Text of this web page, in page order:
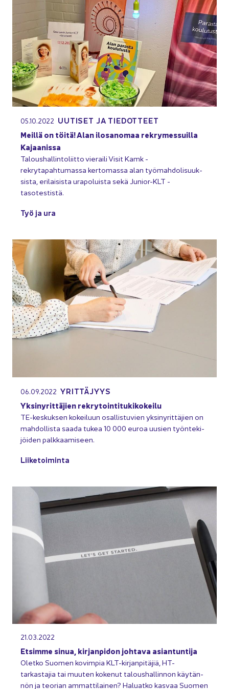
05.10.2022 UU­TI­SET JA TIE­DOT­TEET
Meil­lä on töitä! Alan ilo­sa­no­maa rek­ry­mes­suil­la
Ka­jaa­nis­sa
Ta­lous­hal­lin­to­liit­to vie­rai­li Visit Kamk -​
rekrytapahtumassa ker­to­mas­sa alan työ­mah­do­li­suuk­
sis­ta, eri­lai­sis­ta ura­po­luis­ta sekä Junior-​KLT -​
tasotestistä.
Työ ja ura
06.09.2022 YRIT­TÄ­JYYS
Yk­si­ny­rit­tä­jien rek­ry­toin­ti­tu­ki­ko­kei­lu
TE-​keskuksen ko­kei­luun osal­lis­tu­vien yk­si­ny­rit­tä­jien on
mah­dol­lis­ta saada tukea 10 000 euroa uusien työn­te­ki­
jöi­den palk­kaa­mi­seen.
Lii­ke­toi­min­ta
21.03.2022
Et­sim­me sinua, kir­jan­pi­don joh­ta­va asian­tun­ti­ja
Olet­ko Suo­men ko­vim­pia KLT-​kirjanpitäjiä, HT-​
tarkastajia tai muu­ten ko­ke­nut ta­lous­hal­lin­non käy­tän­
nön ja teo­rian am­mat­ti­lai­nen? Ha­luat­ko kas­vaa Suo­men